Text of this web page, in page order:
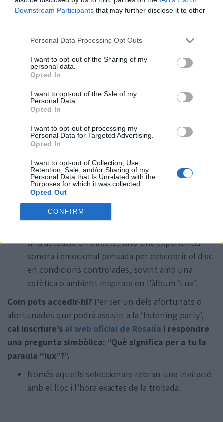
Downstream Participants that may further disclose it to other
Personal Data Processing Opt Outs
I want to opt-out of the Sharing of my
personal data.
Opted In
I want to opt-out of the Sale of my
Personal Data.
Opted In
I want to opt-out of processing my
Personal Data for Targeted Advertising.
Opted In
I want to opt-out of Collection, Use,
Retention, Sale, and/or Sharing of my
Personal Data that Is Unrelated with the
Purposes for which it was collected.
Opted Out
CONFIRM
Segons expliquen des de 3catinfo, no hi haurà
una actuació en directe, sinó una experiència
sonora i emocional pensada per descobrir el disc
en condicions controlades, sovint amb una
estètica o ambient inspirats en l’àlbum ‘Lux’.
Com pots accedir-hi? Per ser un dels afortunats o
afortunades que podrà assistir a la ‘listening party’,
cal inscriure’s al web oficial de Rosalía i respondre
una pregunta simbòlica: “Què significa per a tu la
paraula “lux”?”.
Només aquells seleccionats rebran una invitació
amb el lloc i l’hora exactes de la trobada.